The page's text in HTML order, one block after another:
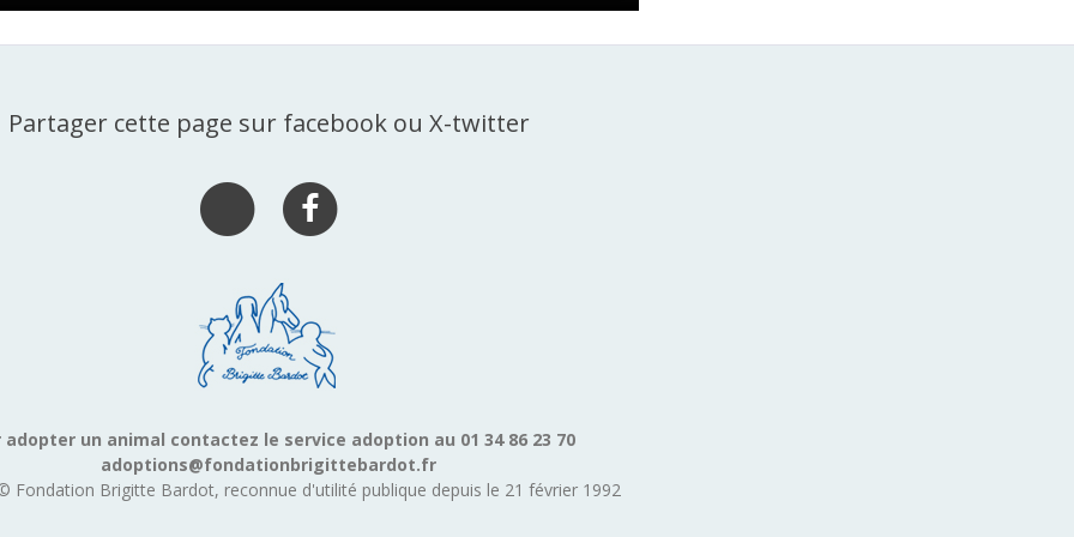
Partager cette page sur facebook ou X-twitter
adopter un animal contactez le service adoption au 01 34 86 23 70
adoptions@fondationbrigittebardot.fr
Fondation Brigitte Bardot, reconnue d'utilité publique depuis le 21 février 1992